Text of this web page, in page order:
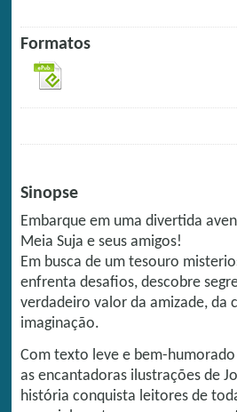
Formatos
Sinopse
Embarque em uma divertida
Meia Suja e seus amigos!
Em busca de um tesouro
enfrenta desafios, descobre
verdadeiro valor da amizade, da
imaginação.
Com texto leve e bem-
as encantadoras ilustrações de
história conquista leitores de